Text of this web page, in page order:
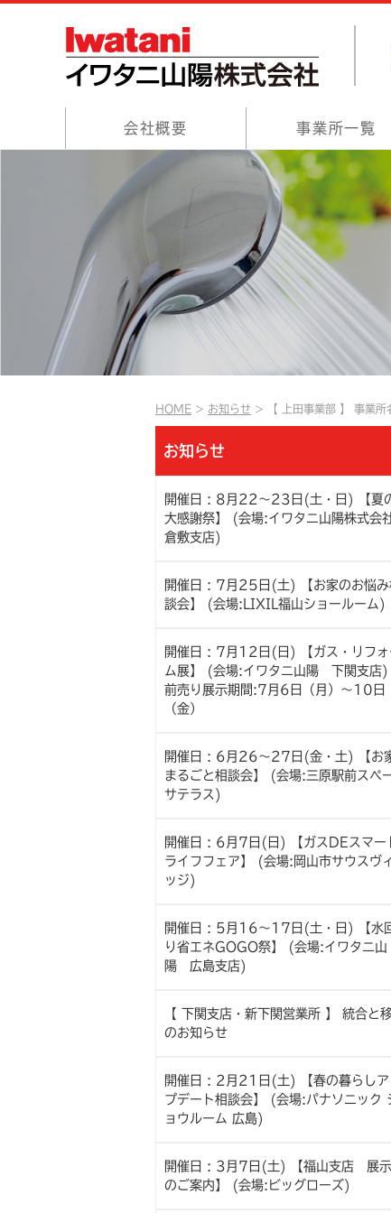
会社概要 事業所一覧
HOME お知らせ 【 上田事業部 】 事業
お知らせ
開催日 : 8月22～23日(土・日) 【夏
大感謝祭】 (会場:イワタニ山陽株式会
倉敷支店)
開催日 : 7月25日(土) 【お家のお悩み
談会】 (会場:LIXIL福山ショールーム)
開催日 : 7月12日(日) 【ガス・リフォ
ム展】 (会場:イワタニ山陽 下関支
前売り展示期間:7月6日（月）～10日
（金）
開催日 : 6月26～27日(金・土) 【お
まるごと相談会】 (会場:三原駅前スペ
サテラス)
開催日 : 6月7日(日) 【ガスDEスマー
ライフフェア】 (会場:岡山市サウスヴ
ッジ)
開催日 : 5月16～17日(土・日) 【水
り省エネGOGO祭】 (会場:イワタニ山
陽 広島支店)
【 下関支店・新下関営業所 】 統合と
のお知らせ
開催日 : 2月21日(土) 【春の暮らしア
プデート相談会】 (会場:パナソニック
ョウルーム 広島)
開催日 : 3月7日(土) 【福山支店 展
のご案内】 (会場:ビッグローズ)